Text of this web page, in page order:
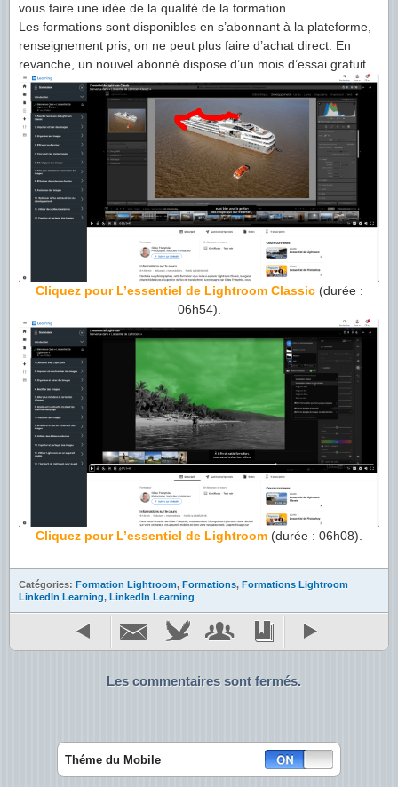
vous faire une idée de la qualité de la formation.
Les formations sont disponibles en s’abonnant à la plateforme,
renseignement pris, on ne peut plus faire d’achat direct. En
revanche, un nouvel abonné dispose d’un mois d’essai gratuit.
Cliquez pour L’essentiel de Lightroom Classic(durée :
06h54).
Cliquez pour L’essentiel de Lightroom (durée : 06h08).
Catégories: Formation Lightroom, Formations, Formations Lightroom
LinkedIn Learning, LinkedIn Learning
Les commentaires sont fermés.
Théme du Mobile